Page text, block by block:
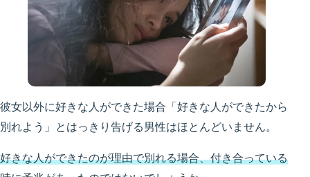
彼女以外に好きな人ができた場合「好きな人ができたから
別れよう」とはっきり告げる男性はほとんどいません。
好きな人ができたのが理由で別れる場合、付き合っている